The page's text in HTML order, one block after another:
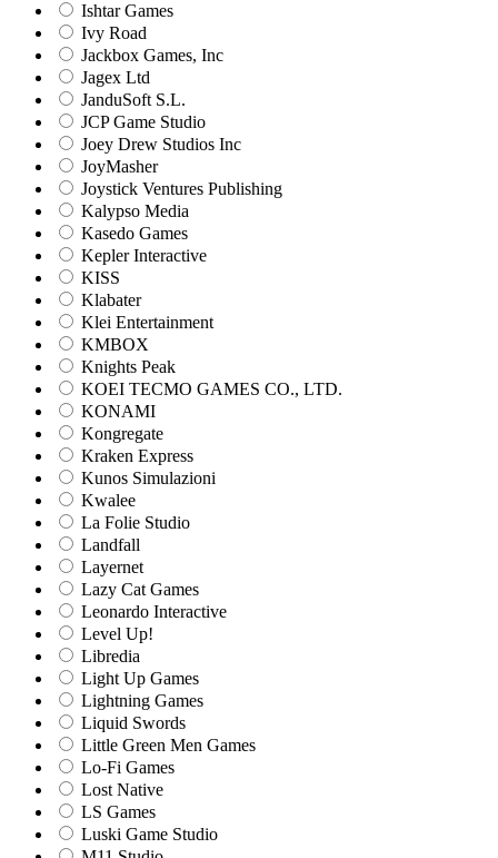
Ishtar Games
Ivy Road
Jackbox Games, Inc
Jagex Ltd
JanduSoft S.L.
JCP Game Studio
Joey Drew Studios Inc
JoyMasher
Joystick Ventures Publishing
Kalypso Media
Kasedo Games
Kepler Interactive
KISS
Klabater
Klei Entertainment
KMBOX
Knights Peak
KOEI TECMO GAMES CO., LTD.
KONAMI
Kongregate
Kraken Express
Kunos Simulazioni
Kwalee
La Folie Studio
Landfall
Layernet
Lazy Cat Games
Leonardo Interactive
Level Up!
Libredia
Light Up Games
Lightning Games
Liquid Swords
Little Green Men Games
Lo-Fi Games
Lost Native
LS Games
Luski Game Studio